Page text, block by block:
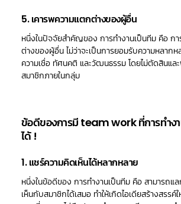
5. เคารพความแตกต่างของผู้อื่น
หนึ่งในปัจจัยสำคัญของ การทำงานเป็นทีม คือ กา
ต่างของผู้อื่น ไม่ว่าจะเป็นการยอมรับความหลากห
ความเชื่อ ทัศนคติ และวัฒนธรรม โดยไม่ตัดสินและ
สมาชิกภายในกลุ่ม
ข้อดีของการมี team work ที่การทำงา
ได้ !
1. แชร์ความคิดเห็นได้หลากหลาย
หนึ่งในข้อดีของ การทำงานเป็นทีม คือ สามารถแ
เห็นกับสมาชิกได้เสมอ ทำให้เกิดไอเดียสร้างสรรค์